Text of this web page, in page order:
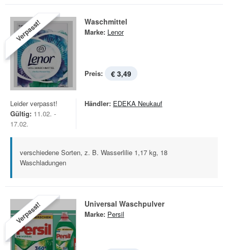
Verpasst! Waschmittel
Marke: Lenor
Preis: € 3,49
Leider verpasst!
Gültig: 11.02. -
17.02.
Händler: EDEKA Neukauf
verschiedene Sorten, z. B. Wasserlilie 1,17 kg, 18
Waschladungen
Verpasst! Universal Waschpulver
Marke: Persil